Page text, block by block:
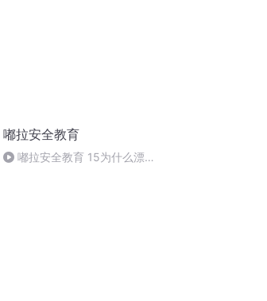
嘟拉安全教育
嘟拉安全教育 15为什么漂亮